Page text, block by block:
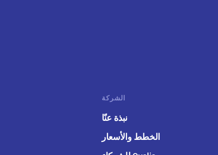
الشركة
نبذة عنّا
الخطط والأسعار